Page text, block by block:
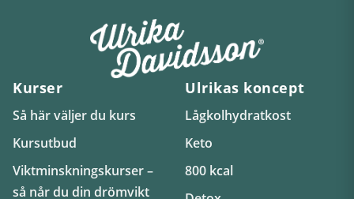
Kurser
Så här väljer du kurs
Kursutbud
Viktminskningskurser –
så når du din drömvikt
Ulrikas koncept
Lågkolhydratkost
Keto
800 kcal